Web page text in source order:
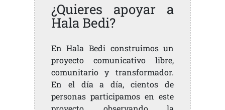
¿Quieres apoyar a
Hala Bedi?
En Hala Bedi construimos un
proyecto comunicativo libre,
comunitario y transformador.
En el día a día, cientos de
personas participamos en este